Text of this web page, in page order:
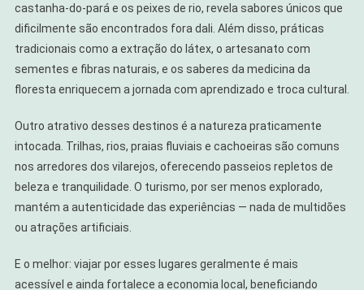
castanha-do-pará e os peixes de rio, revela sabores únicos que
dificilmente são encontrados fora dali. Além disso, práticas
tradicionais como a extração do látex, o artesanato com
sementes e fibras naturais, e os saberes da medicina da
floresta enriquecem a jornada com aprendizado e troca cultural.
Outro atrativo desses destinos é a natureza praticamente
intocada. Trilhas, rios, praias fluviais e cachoeiras são comuns
nos arredores dos vilarejos, oferecendo passeios repletos de
beleza e tranquilidade. O turismo, por ser menos explorado,
mantém a autenticidade das experiências — nada de multidões
ou atrações artificiais.
E o melhor: viajar por esses lugares geralmente é mais
acessível e ainda fortalece a economia local, beneficiando